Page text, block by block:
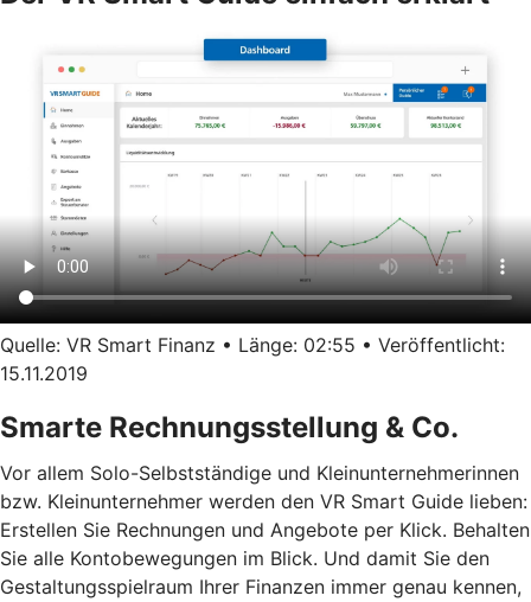
Quelle: VR Smart Finanz • Länge: 02:55 • Veröffentlicht:
15.11.2019
Smarte Rechnungsstellung & Co.
Vor allem Solo-Selbstständige und Kleinunternehmerinnen
bzw. Kleinunternehmer werden den VR Smart Guide lieben:
Erstellen Sie Rechnungen und Angebote per Klick. Behalten
Sie alle Kontobewegungen im Blick. Und damit Sie den
Gestaltungsspielraum Ihrer Finanzen immer genau kennen,